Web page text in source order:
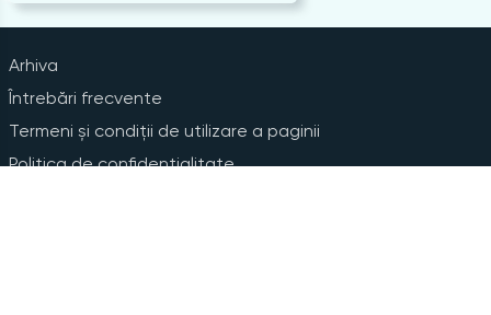
Arhiva
Întrebări frecvente
Termeni și condiții de utilizare a paginii
Politica de confidențialitate